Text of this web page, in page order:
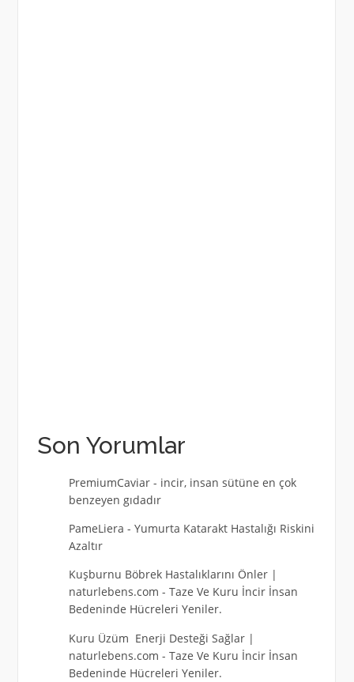
Son Yorumlar
PremiumCaviar- incir, insan sütüne en çok
benzeyen gıdadır
PameLiera - Yumurta Katarakt Hastalığı Riskini
Azaltır
Kuşburnu Böbrek Hastalıklarını Önler |
naturlebens.com - Taze Ve Kuru İncir İnsan
Bedeninde Hücreleri Yeniler.
Kuru Üzüm Enerji Desteği Sağlar |
naturlebens.com - Taze Ve Kuru İncir İnsan
Bedeninde Hücreleri Yeniler.